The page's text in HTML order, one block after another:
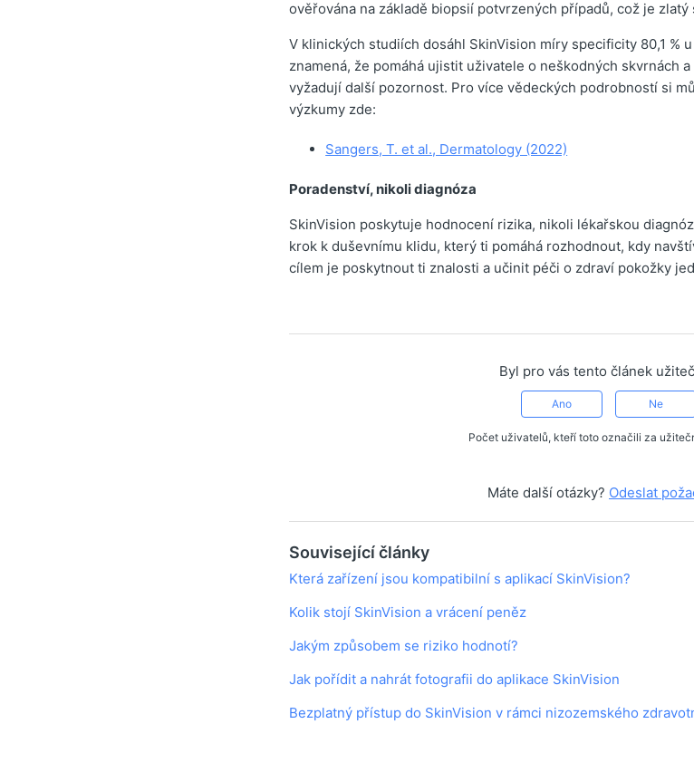
ověřována na základě biopsií potvrzených případů, což je
V klinických studiích dosáhl SkinVision míry specificity 80,1 %
znamená, že pomáhá ujistit uživatele o neškodných skvrnách
vyžadují další pozornost. Pro více vědeckých podrobností si
výzkumy zde:
Sangers, T. et al., Dermatology (2022)
Poradenství, nikoli diagnóza
SkinVision poskytuje hodnocení rizika, nikoli lékařskou
krok k duševnímu klidu, který ti pomáhá rozhodnout, kdy
cílem je poskytnout ti znalosti a učinit péči o zdraví pokožky
Byl pro vás tento článek
Ano Ne
Počet uživatelů, kteří toto označili za
Máte další otázky? Odeslat
Související články
Která zařízení jsou kompatibilní s aplikací SkinVision?
Kolik stojí SkinVision a vrácení peněz
Jakým způsobem se riziko hodnotí?
Jak pořídit a nahrát fotografii do aplikace SkinVision
Bezplatný přístup do SkinVision v rámci nizozemského